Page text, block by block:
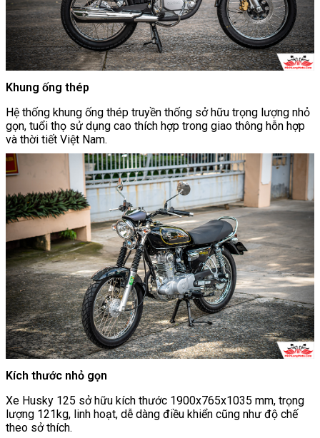
Khung ống thép
Hệ thống khung ống thép truyền thống sở hữu trọng lượng nhỏ
gọn, tuổi thọ sử dụng cao thích hợp trong giao thông hỗn hợp
và thời tiết Việt Nam.
Kích thước nhỏ gọn
Xe Husky 125 sở hữu kích thước 1900x765x1035 mm, trọng
lượng 121kg, linh hoạt, dễ dàng điều khiển cũng như độ chế
theo sở thích.